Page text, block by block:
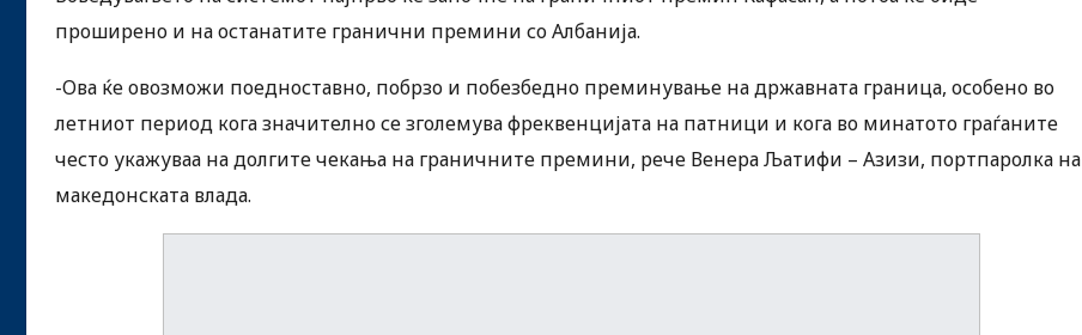
проширено и на останатите гранични премини со Албанија.
-Ова ќе овозможи поедноставно, побрзо и побезбедно преминување на државната граница, особено во
летниот период кога значително се зголемува фреквенцијата на патници и кога во минатото граѓаните
често укажуваа на долгите чекања на граничните премини, рече Венера Љатифи – Азизи, портпаролка на
македонската влада.